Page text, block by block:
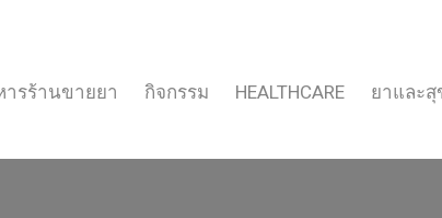
ารร้านขายยา กิจกรรม HEALTHCARE ยาและ